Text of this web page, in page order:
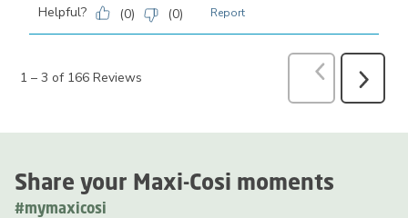
Share your Maxi-Cosi moments
#mymaxicosi
Helpful? (0) (0) Report
1 – 3 of 166 Reviews PreviousNext
Reviews